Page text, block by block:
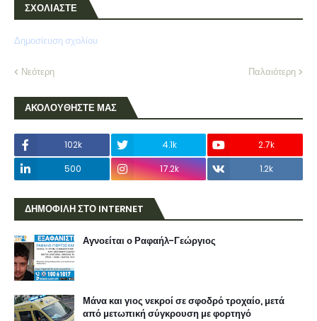
ΣΧΟΛΙΑΣΤΕ
Δημοσίευση σχολίου
Νεότερη Παλαιότερη
ΑΚΟΛΟΥΘΗΣΤΕ ΜΑΣ
102k 4.1k
2.7k
500
17.2k 1.2k
ΔΗΜΟΦΙΛΗ ΣΤΟ INTERNET
Αγνοείται ο Ραφαήλ-Γεώργιος
Μάνα και γιος νεκροί σε σφοδρό τροχαίο, μετά
από μετωπική σύγκρουση με φορτηγό